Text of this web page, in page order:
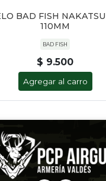
BAD FISH
110MM
BAD FISH
$ 9.500
Agregar al carro